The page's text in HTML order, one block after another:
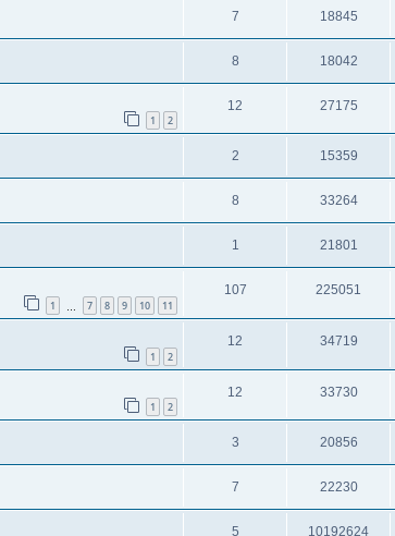
7 18845
8 18042
1 2
12 27175
2 15359
8 33264
1 21801
1 7 8 9 10 11
107 225051
1 2
12 34719
1 2
12 33730
3 20856
7 22230
5 10192624